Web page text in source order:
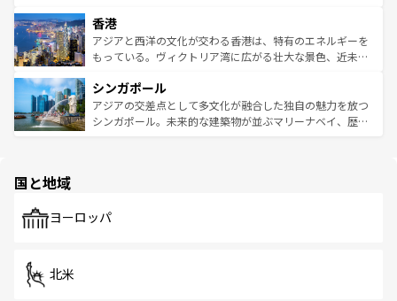
とつ。フォーやバインミー、ベトナムコーヒーなどは、ぜ
ひ現地で味わいたい。どの地域を訪れてもあたたかい人々
が旅行者を迎えてくれるので、きっと忘れられない旅にな
参照してほしい。
の活気が交差している。北部ではチェンマイなどの山岳地
帯で自然と触れ合い、南部ではプーケットやクラビの美し
いビーチでリゾート気分を楽しむことができる。タイ料理
激する。気候は一年中温暖で、どの季節にも異なる楽しみ
が待っている。親しみやすいタイの人々、仏教を中心とし
た文化、そして多様な観光資源が、訪れる旅人を魅了し続
香港
アジアと西洋の文化が交わる香港は、特有のエネルギーを
もっている。ヴィクトリア湾に広がる壮大な景色、近未来
み、どこを訪れても感動するはず。観光スポットが密集し
ており、効率よく見どころを回れるのも魅力。息をのむよ
うな絶景から文化的な体験まで、香港を存分に楽しみ尽く
シンガポール
アジアの交差点として多文化が融合した独自の魅力を放つ
シンガポール。未来的な建築物が並ぶマリーナベイ、歴史
で、ホーカーズは地元の風情を楽しめる外せないスポット
国と地域
ヨーロッパ
北米